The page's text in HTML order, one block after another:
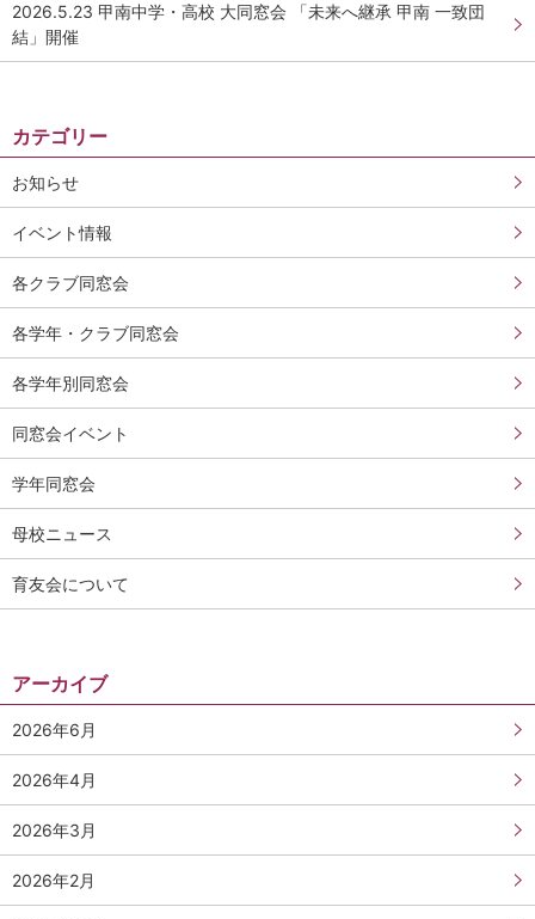
2026.5.23 甲南中学・高校 大同窓会 「未来へ継承 甲南 一致団
結」開催
カテゴリー
お知らせ
イベント情報
各クラブ同窓会
各学年・クラブ同窓会
各学年別同窓会
同窓会イベント
学年同窓会
母校ニュース
育友会について
アーカイブ
2026年6月
2026年4月
2026年3月
2026年2月